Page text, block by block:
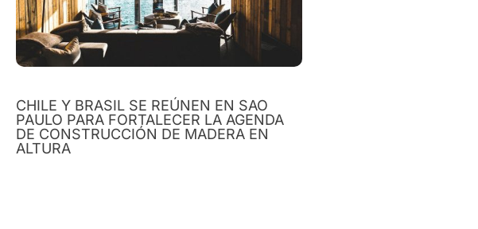
CHILE Y BRASIL SE REÚNEN EN SAO
PAULO PARA FORTALECER LA AGENDA
DE CONSTRUCCIÓN DE MADERA EN
ALTURA